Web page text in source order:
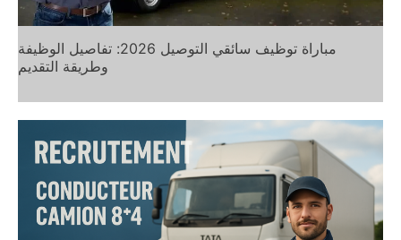
مباراة توظيف سائقي التوصيل 2026: تفاصيل الوظيفة
وطريقة التقديم